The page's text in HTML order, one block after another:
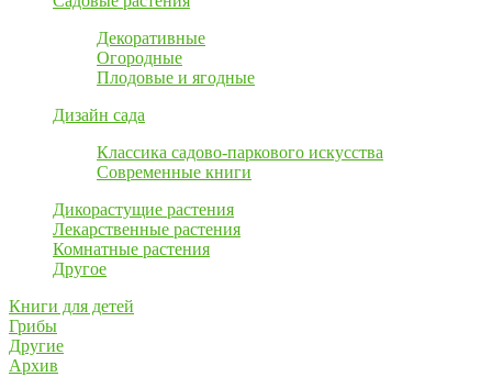
Декоративные
Огородные
Плодовые и ягодные
Дизайн сада
Классика садово-паркового искусства
Современные книги
Дикорастущие растения
Лекарственные растения
Комнатные растения
Другое
Книги для детей
Грибы
Другие
Архив